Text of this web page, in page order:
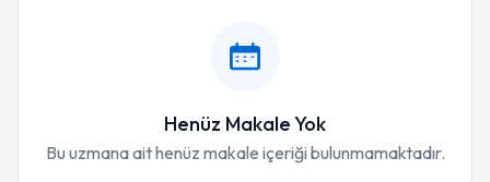
Henüz Makale Yok
Bu uzmana ait henüz makale içeriği bulunmamaktadır.